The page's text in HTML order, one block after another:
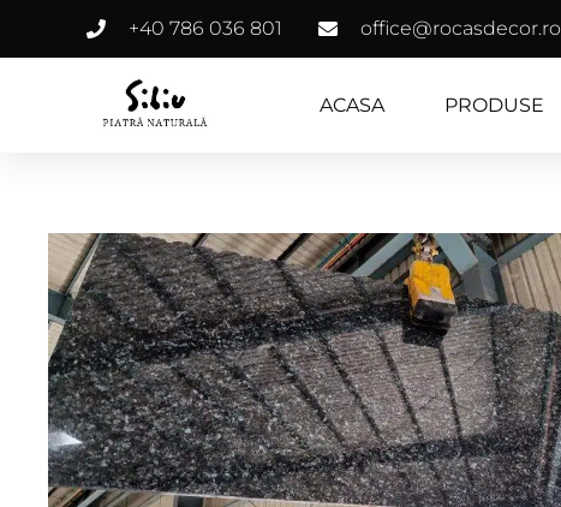
+40 786 036 801 office@rocasdecor.ro
ACASA PRODUSE